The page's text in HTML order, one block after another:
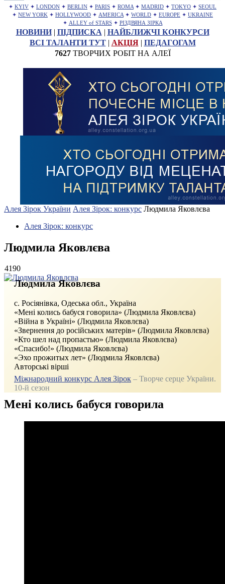
✦ KYIV ✦ LONDON ✦ BERLIN ✦ PARIS ✦ ROMA ✦ MADRID ✦ TOKYO ✦ SEOUL
✦ NEW YORK ✦ HOLLYWOOD ✦ AMERICA ✦ WORLD ✦ EUROPE ✦ UKRAINE
✦ ALLEY of STARS ✦ РІЗДВЯНА ЗІРКА
НОВИНИ| ПІДПИСКА | НАЙБЛИЖЧІ КОНКУРСИ
ВСІ ТАЛАНТИ ТУТ| АКЦІЯ| ПЕДАГОГАМ
7627ТВОРЧИХ РОБІТ НА АЛЕЇ
Алея Зірок України Алея Зірок: конкурс Людмила Яковлєва
Алея Зірок: конкурс
Людмила Яковлєва
4190
Людмила Яковлєва
с. Росіянівка, Одеська обл., Україна
«Мені колись бабуся говорила» (Людмила Яковлєва)
«Війна в Україні» (Людмила Яковлєва)
«Звернення до російських матерів» (Людмила Яковлєва)
«Кто шел над пропастью» (Людмила Яковлєва)
«Спасибо!» (Людмила Яковлєва)
«Эхо прожитых лет» (Людмила Яковлєва)
Авторські вірші
Міжнародний конкурс Алея Зірок – Творче серце України.
10-й сезон
Мені колись бабуся говорила